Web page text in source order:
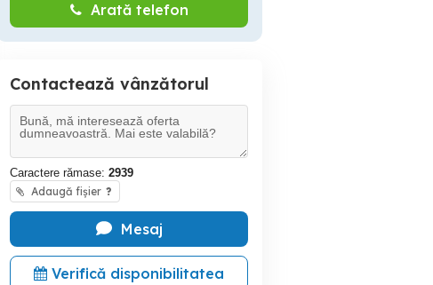
Arată telefon
Contactează vânzătorul
Caractere rămase: 2939
Adaugă fișier ?
Mesaj
Verifică disponibilitatea